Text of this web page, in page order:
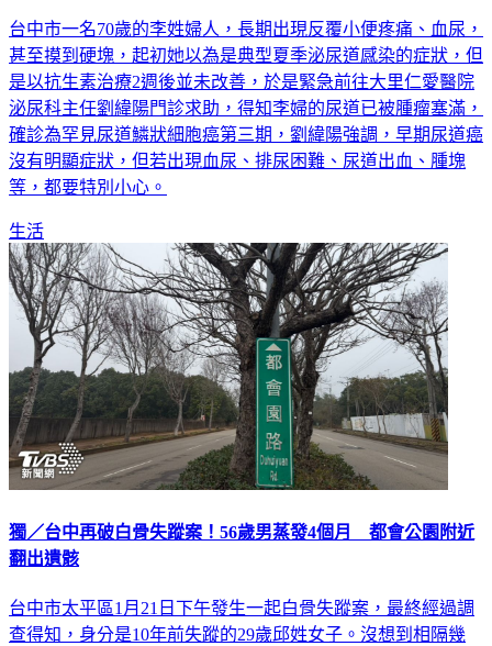
台中市一名70歲的李姓婦人，長期出現反覆小便疼痛、血尿，
甚至摸到硬塊，起初她以為是典型夏季泌尿道感染的症狀，但
是以抗生素治療2週後並未改善，於是緊急前往大里仁愛醫院
泌尿科主任劉緯陽門診求助，得知李婦的尿道已被腫瘤塞滿，
確診為罕見尿道鱗狀細胞癌第三期，劉緯陽強調，早期尿道癌
沒有明顯症狀，但若出現血尿、排尿困難、尿道出血、腫塊
等，都要特別小心。
生活
獨／台中再破白骨失蹤案！56歲男蒸發4個月 都會公園附近
翻出遺骸
台中市太平區1月21日下午發生一起白骨失蹤案，最終經過調
查得知，身分是10年前失蹤的29歲邱姓女子。沒想到相隔幾